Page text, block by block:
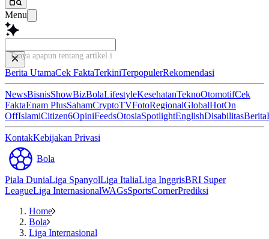
Menu
Tanya apapun tentang artikel ini...
Berita UtamaCek FaktaTerkiniTerpopulerRekomendasi
NewsBisnisShowBizBolaLifestyleKesehatanTeknoOtomotifCek
FaktaEnam PlusSahamCryptoTVFotoRegionalGlobalHotOn
OffIslamiCitizen6OpiniFeedsOtosiaSpotlightEnglishDisabilitasBerita
KontakKebijakan Privasi
Bola
Piala DuniaLiga SpanyolLiga ItaliaLiga InggrisBRI Super
LeagueLiga InternasionalWAGsSportsCornerPrediksi
Home
Bola
Liga Internasional